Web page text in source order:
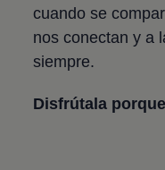
cuando se
nos conectan y a
siempre.
Disfrútala